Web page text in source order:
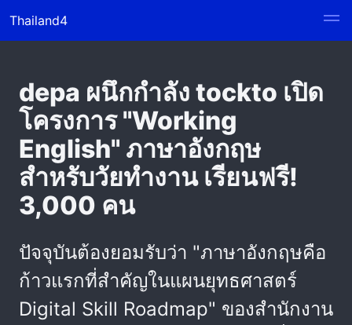
Thailand4
depa ผนึกกำลัง tockto เปิด
โครงการ "Working
English" ภาษาอังกฤษ
สำหรับวัยทำงาน เรียนฟรี!
3,000 คน
ปัจจุบันต้องยอมรับว่า "ภาษาอังกฤษคือ
ก้าวแรกที่สำคัญในแผนยุทธศาสตร์
Digital Skill Roadmap" ของสำนักงาน